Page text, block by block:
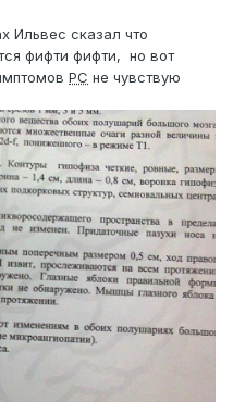
Ильвес сказал что
фифти фифти, но вот
РС не чувствую